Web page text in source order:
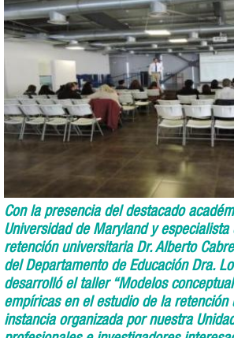
Con la presencia del destacado
Universidad de Maryland y
retención universitaria Dr. Alberto
del Departamento de Educación Dra.
desarrolló el taller “Modelos
empíricas en el estudio de la retención
instancia organizada por nuestra